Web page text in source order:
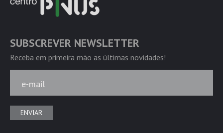
SUBSCREVER NEWSLETTER
Receba em primeira mão as últimas novidades!
e-mail
ENVIAR